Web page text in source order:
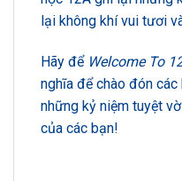
lại không khí vui tươi
Hãy để Welcome To
nghĩa để chào đón
những kỷ niệm tuyệt
của các bạn!